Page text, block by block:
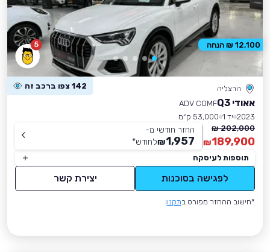
5
הרצליה 142 צפו ברכב זה
אאודי Q3
ADV COMF
2023 יד 1
53,000 ק״מ
202,000 ₪
189,900
₪
החזר חודשי מ-
1,957
₪לחודש*
תוספות לעיסקה
לפגישה בסוכנות יצירת קשר
*חישוב ההחזר מפורט בתקנון
12,100 ₪ הנחה